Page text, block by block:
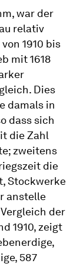
war der
relativ
1910 bis
mit 1618
Dies
damals in
dass sich
die Zahl
zweitens
die
Stockwerke
anstelle
der
1910, zeigt
587